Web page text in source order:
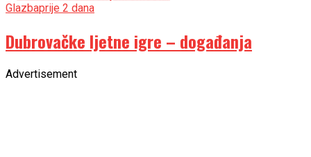
Glazbaprije 2 dana
Dubrovačke ljetne igre – događanja
Advertisement